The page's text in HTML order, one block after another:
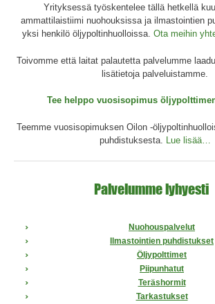
Yrityksessä työskentelee tällä hetkellä
ammattilaistiimi nuohouksissa ja ilmastointien
yksi henkilö öljypoltinhuolloissa. Ota meihin
Toivomme että laitat palautetta palvelumme
lisätietoja palveluistamme.
Tee helppo vuosisopimus
Teemme vuosisopimuksen Oilon -
puhdistuksesta. Lue lisää…
Palvelumme lyhyesti
Nuohouspalvelut
Ilmastointien puhdistukset
Öljypolttimet
Piipunhatut
Teräshormit
Tarkastukset